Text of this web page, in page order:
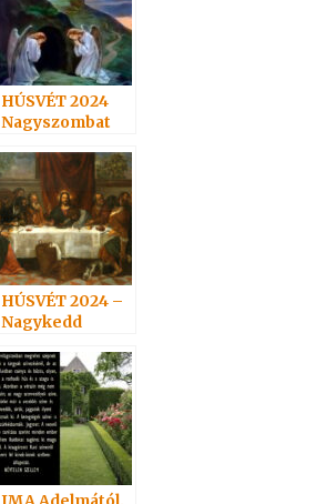
HÚSVÉT 2024
Nagyszombat
HÚSVÉT 2024 –
Nagykedd